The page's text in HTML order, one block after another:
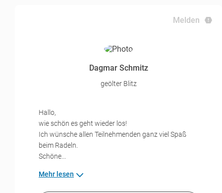
Melden
Dagmar Schmitz
geölter Blitz
Hallo,
wie schön es geht wieder los!
Ich wünsche allen Teilnehmenden ganz viel Spaß
beim Radeln.
Schöne...
Mehr lesen